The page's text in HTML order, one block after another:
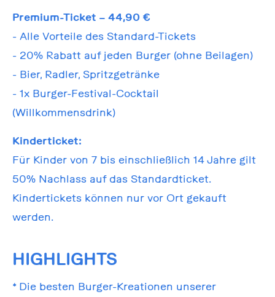
Premium-Ticket – 44,90 €
- Alle Vorteile des Standard-Tickets
- 20% Rabatt auf jeden Burger (ohne Beilagen)
- Bier, Radler, Spritzgetränke
- 1x Burger-Festival-Cocktail
(Willkommensdrink)
Kinderticket:
Für Kinder von 7 bis einschließlich 14 Jahre gilt
50% Nachlass auf das Standardticket.
Kindertickets können nur vor Ort gekauft
werden.
HIGHLIGHTS
* Die besten Burger-Kreationen unserer